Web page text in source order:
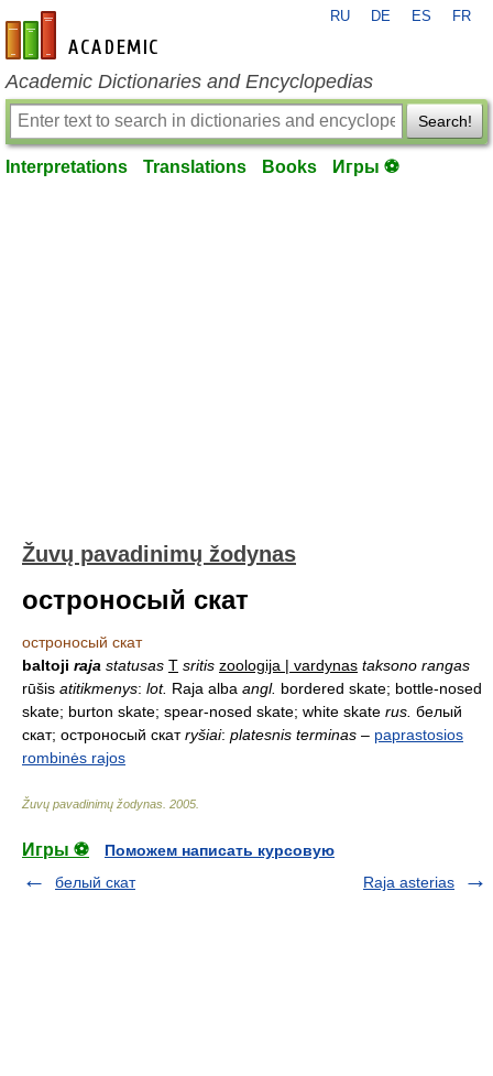
en-academic.com
RU DE ES FR
Academic Dictionaries and Encyclopedias
Search!
Interpretations Translations Books Игры ⚽
Žuvų pavadinimų žodynas
остроносый скат
остроносый скат
baltoji raja statusas T sritis zoologija | vardynas taksono rangas
rūšis atitikmenys: lot. Raja alba angl. bordered skate; bottle-nosed
skate; burton skate; spear-nosed skate; white skate rus. белый
скат; остроносый скатryšiai: platesnis terminas – paprastosios
rombinės rajos
Žuvų pavadinimų žodynas 2005
Игры ⚽
Поможем написать курсовую
белый скат
Raja asterias